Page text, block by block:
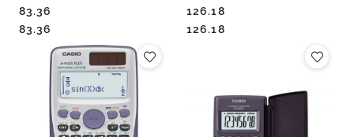
Cena:
83.36
Cena:
83.36 Cena:
126.18
Cena:
126.18